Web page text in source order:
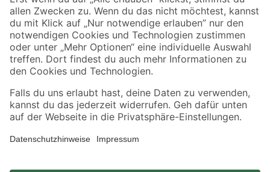
Jetzt die toom-App herunterladen
Alle Preisangaben in EUR inkl. gesetzl. MwSt.. Die dargestellten Angebote sind unter
Umständen nicht in allen Märkten verfügbar. Die angegebenen Verfügbarkeiten beziehen
Produkte nur solange der Vorrat reicht.
*Paketversand ab 59 € versandkostenfrei, gilt nicht für Artikel mit Speditionsversand, hier